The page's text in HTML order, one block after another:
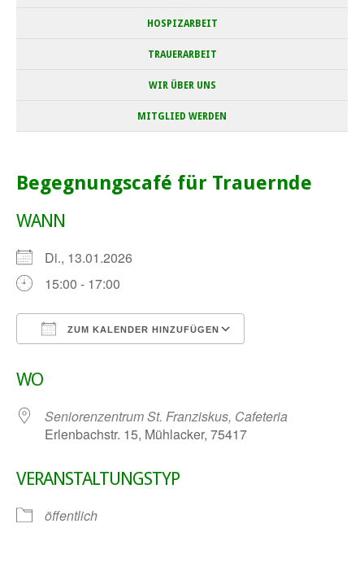
HOSPIZARBEIT
TRAUERARBEIT
WIR ÜBER UNS
MITGLIED WERDEN
Begegnungscafé für Trauernde
WANN
Di., 13.01.2026
15:00 - 17:00
ZUM KALENDER HINZUFÜGEN
WO
Seniorenzentrum St. Franziskus, Cafeteria
Erlenbachstr. 15, Mühlacker, 75417
VERANSTALTUNGSTYP
öffentlich